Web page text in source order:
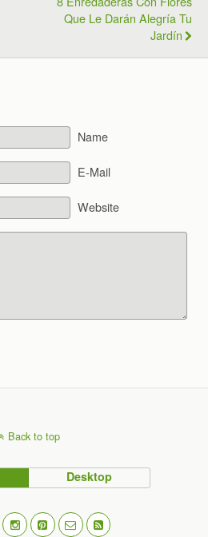
Que Le Darán Alegría Tu
Jardín
Name
E-Mail
Website
Back to top
Desktop